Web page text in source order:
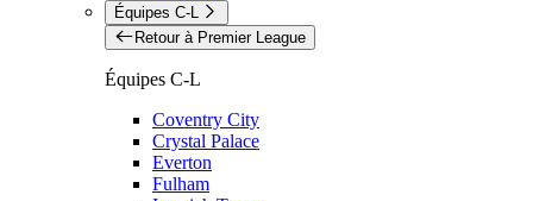
Équipes C-L
Retour à Premier League
Équipes C-L
Coventry City
Crystal Palace
Everton
Fulham